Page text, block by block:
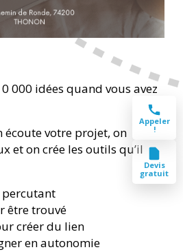
000 idées quand vous avez
écoute votre projet, on
et on crée les outils qu’il
percutant
être trouvé
créer du lien
en autonomie
Appeler
!
Devis
gratuit